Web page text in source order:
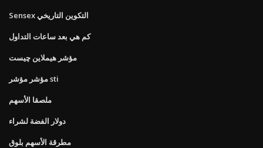
Sensex التكوين التاريخي
كم هي بعد ساعات التداول
مؤشر هيملاين چیست
مؤشر مؤشر sti
ملصقا الأسهم
دولار الفضة لشراء
مطرقة الأسهم بلوق